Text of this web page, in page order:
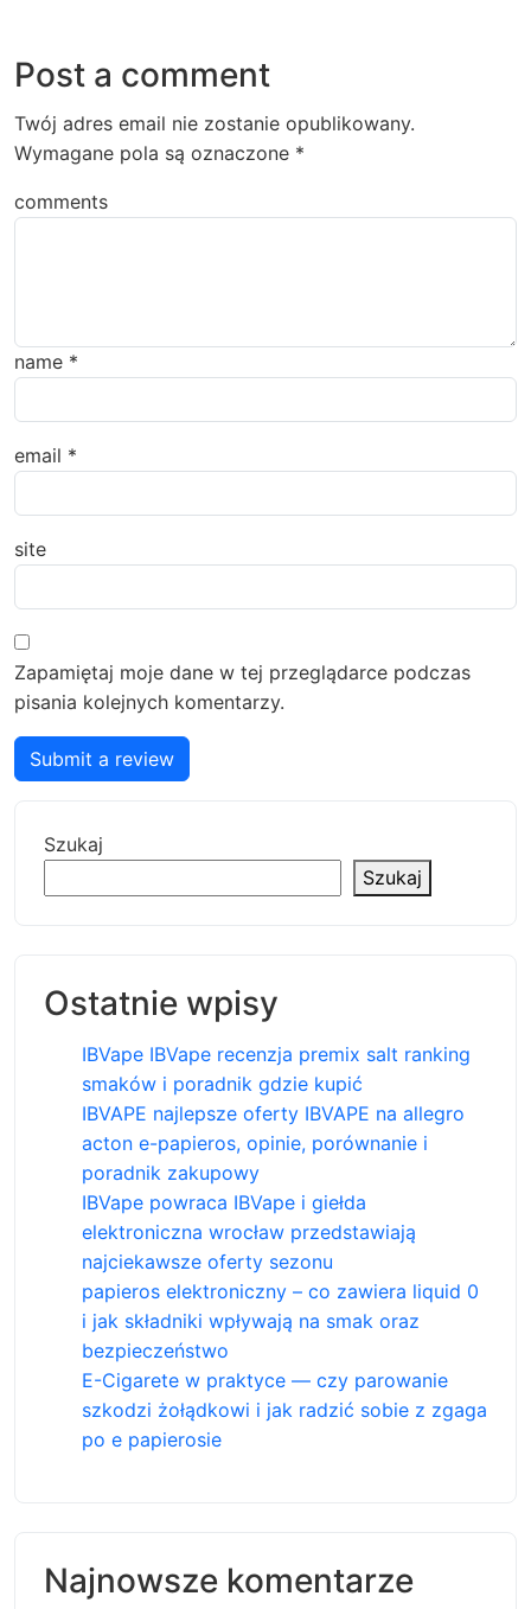
Post a comment
Twój adres email nie zostanie opublikowany.
Wymagane pola są oznaczone *
comments
name *
email *
site
Zapamiętaj moje dane w tej przeglądarce podczas
pisania kolejnych komentarzy.
Submit a review
Szukaj
Szukaj
Ostatnie wpisy
IBVape IBVape recenzja premix salt ranking
smaków i poradnik gdzie kupić
IBVAPE najlepsze oferty IBVAPE na allegro
acton e-papieros, opinie, porównanie i
poradnik zakupowy
IBVape powraca IBVape i giełda
elektroniczna wrocław przedstawiają
najciekawsze oferty sezonu
papieros elektroniczny – co zawiera liquid 0
i jak składniki wpływają na smak oraz
bezpieczeństwo
E-Cigarete w praktyce — czy parowanie
szkodzi żołądkowi i jak radzić sobie z zgaga
po e papierosie
Najnowsze komentarze